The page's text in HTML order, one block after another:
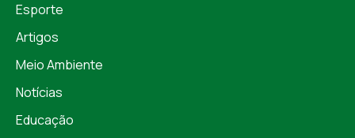
Esporte
Artigos
Meio Ambiente
Notícias
Educação